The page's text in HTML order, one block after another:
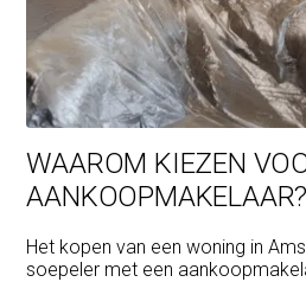
WAAROM KIEZEN
AANKOOPMAKELAAR?
Het kopen van een woning in
soepeler met een